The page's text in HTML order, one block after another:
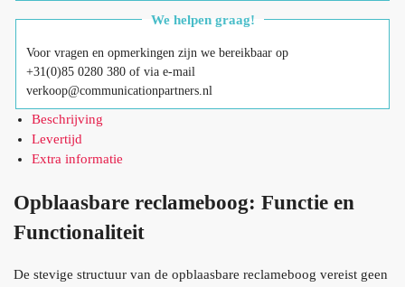
We helpen graag!
Voor vragen en opmerkingen zijn we bereikbaar op
+31(0)85 0280 380 of via e-mail
verkoop@communicationpartners.nl
Beschrijving
Levertijd
Extra informatie
Opblaasbare reclameboog: Functie en
Functionaliteit
De stevige structuur van de opblaasbare reclameboog vereist geen